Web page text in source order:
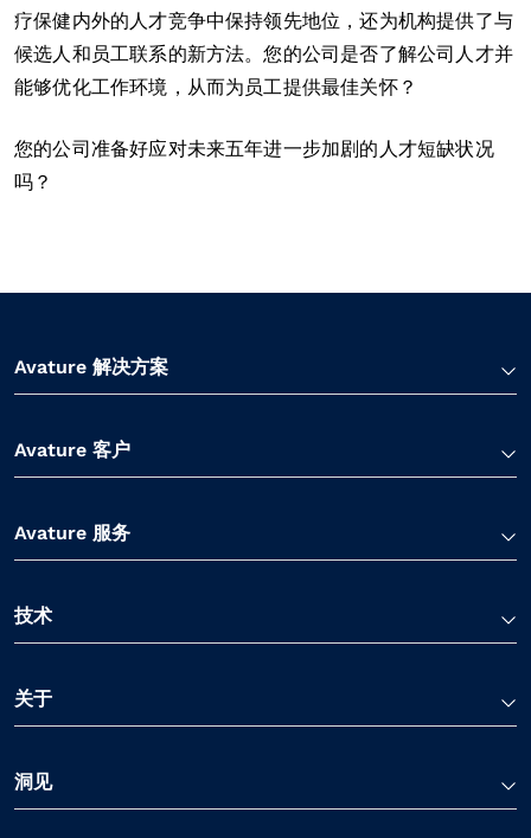
疗保健内外的人才竞争中保持领先地位，还为机构提供了与
候选人和员工联系的新方法。您的公司是否了解公司人才并
能够优化工作环境，从而为员工提供最佳关怀？
您的公司准备好应对未来五年进一步加剧的人才短缺状况
吗？
Avature 解决方案
Avature 客户
Avature 服务
技术
关于
洞见